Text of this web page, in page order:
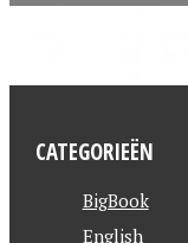
CATEGORIEËN
BigBook
English